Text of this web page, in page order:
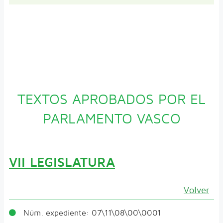
TEXTOS APROBADOS POR EL
PARLAMENTO VASCO
VII LEGISLATURA
Volver
Núm. expediente: 07\11\08\00\0001